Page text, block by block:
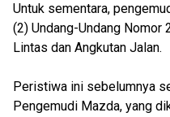
Untuk sementara,
(2) Undang-Undang Nomor
Lintas dan Angkutan Jalan.
Peristiwa ini sebelumnya
Pengemudi Mazda, yang